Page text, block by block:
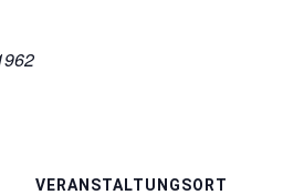
VERANSTALTUNGSORT